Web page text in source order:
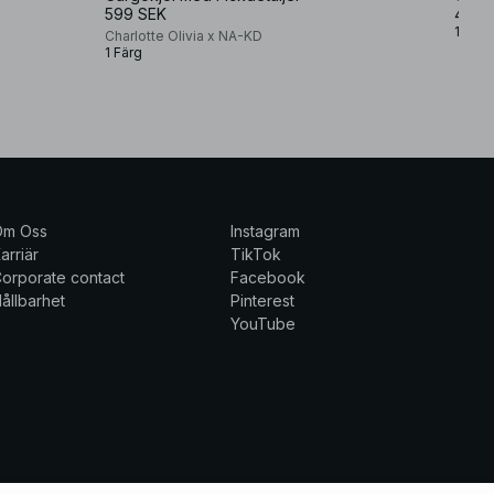
599 SEK
Charlotte Olivia x NA-KD
1 Färg
499
1 Färg
Oss
contact
Instagram
TikTok
Facebook
Pinterest
YouTube